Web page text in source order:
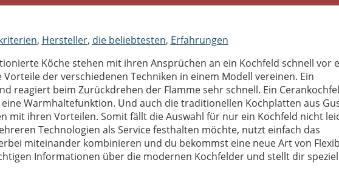
, Hersteller, die beliebtesten, Erfahrungen
Köche stehen mit ihren Ansprüchen an ein Kochfeld schnell vor
der verschiedenen Techniken in einem Modell vereinen. Ein
reagiert beim Zurückdrehen der Flamme sehr schnell. Ein
Warmhaltefunktion. Und auch die traditionellen Kochplatten aus
mit ihren Vorteilen. Somit fällt die Auswahl für nur ein Kochfeld nicht
Technologien als Service festhalten möchte, nutzt einfach das
miteinander kombinieren und du bekommst eine neue Art von
Informationen über die modernen Kochfelder und stellt dir